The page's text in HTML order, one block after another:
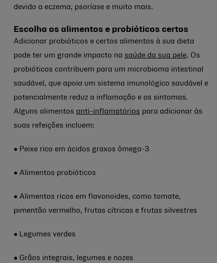
devido a eczema, psoríase e muito mais.
Escolha os alimentos e probióticos certos
Adicionar probióticos e certos alimentos à sua dieta
pode ter um grande impacto na saúde da sua pele. Os
probióticos contribuem para um microbioma intestinal
saudável, que apoia um sistema imunológico saudável e
potencialmente reduz a inflamação e os sintomas.
Alguns alimentos anti-inflamatórios para adicionar às
suas refeições incluem:
● Peixe rico em ácidos graxos ômega-3
● Alimentos probióticos
● Alimentos ricos em flavonoides, como tomate,
pimentão vermelho, frutas cítricas e frutas silvestres
● Legumes verdes
● Grãos integrais, legumes e nozes